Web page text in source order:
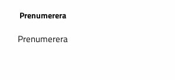
Prenumerera
Prenumerera